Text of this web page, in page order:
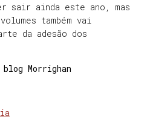
sair ainda este ano, mas
também vai
da adesão dos
Morrighan